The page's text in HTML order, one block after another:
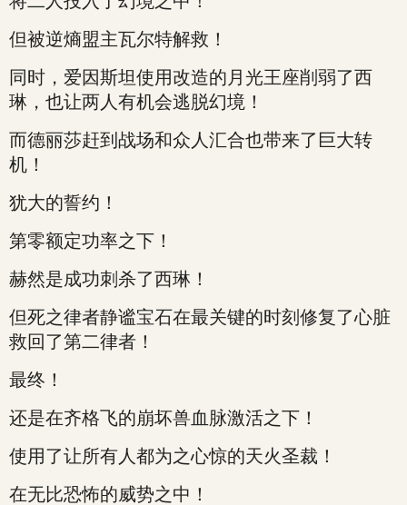
但被逆熵盟主瓦尔特解救！
同时，爱因斯坦使用改造的月光王座削弱了西
琳，也让两人有机会逃脱幻境！
而德丽莎赶到战场和众人汇合也带来了巨大转
机！
犹大的誓约！
第零额定功率之下！
赫然是成功刺杀了西琳！
但死之律者静谧宝石在最关键的时刻修复了心脏
救回了第二律者！
最终！
还是在齐格飞的崩坏兽血脉激活之下！
使用了让所有人都为之心惊的天火圣裁！
在无比恐怖的威势之中！